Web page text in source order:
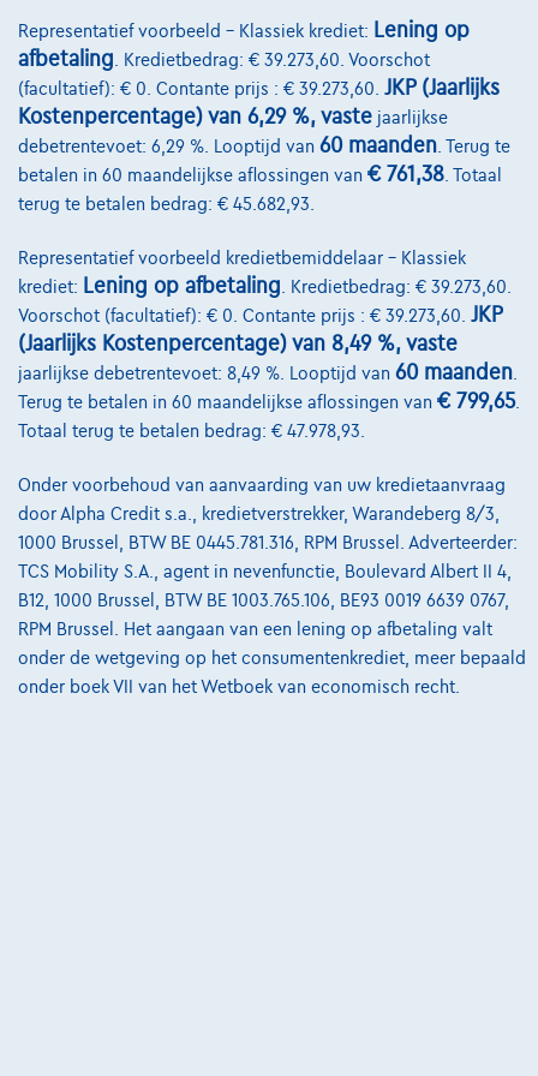
Representatief voorbeeld – Klassiek krediet: Lening op
afbetaling . Kredietbedrag: € 39.273,60. Voorschot
(facultatief): € 0. Contante prijs : € 39.273,60. JKP (Jaarlijks
Kostenpercentage) van 6,29 %, vaste jaarlijkse
debetrentevoet: 6,29 %. Looptijd van 60 maanden . Terug te
betalen in 60 maandelijkse aflossingen van € 761,38 . Totaal
terug te betalen bedrag: € 45.682,93.
Representatief voorbeeld kredietbemiddelaar – Klassiek
krediet: Lening op afbetaling . Kredietbedrag: € 39.273,60.
Voorschot (facultatief): € 0. Contante prijs : € 39.273,60. JKP
(Jaarlijks Kostenpercentage) van 8,49 %, vaste
jaarlijkse debetrentevoet: 8,49 %. Looptijd van 60 maanden
Terug te betalen in 60 maandelijkse aflossingen van € 799,65.
Totaal terug te betalen bedrag: € 47.978,93.
Onder voorbehoud van aanvaarding van uw kredietaanvraag
door Alpha Credit s.a., kredietverstrekker, Warandeberg 8/3,
1000 Brussel, BTW BE 0445.781.316, RPM Brussel. Adverteerder:
TCS Mobility S.A., agent in nevenfunctie, Boulevard Albert II 4,
B12, 1000 Brussel, BTW BE 1003.765.106, BE93 0019 6639 0767,
RPM Brussel. Het aangaan van een lening op afbetaling valt
onder de wetgeving op het consumentenkrediet, meer bepaald
onder boek VII van het Wetboek van economisch recht.
Pechverhelping verzekering
Financiering
Autoverzekering
Lease en persoonlijke lease
Over Ons
Word klant
Wie zijn we
Kwaliteitscharter
Onze partners
Contact